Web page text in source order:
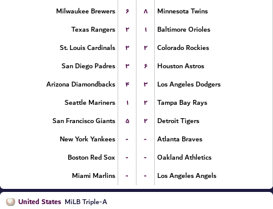
Milwaukee Brewers
۶ ۸
Minnesota Twins
Texas Rangers
۲ ۱
Baltimore Orioles
St. Louis Cardinals
۳ ۲
Colorado Rockies
San Diego Padres
۳ ۶
Houston Astros
Arizona Diamondbacks
۴ ۳
Los Angeles Dodgers
Seattle Mariners
۱ ۲
Tampa Bay Rays
San Francisco Giants
۵ ۲
Detroit Tigers
New York Yankees
- -
Atlanta Braves
Boston Red Sox
- -
Oakland Athletics
Miami Marlins
- - Los Angeles Angels
United States MiLB Triple-A